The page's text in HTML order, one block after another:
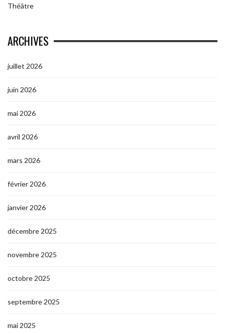
Théâtre
ARCHIVES
juillet 2026
juin 2026
mai 2026
avril 2026
mars 2026
février 2026
janvier 2026
décembre 2025
novembre 2025
octobre 2025
septembre 2025
mai 2025